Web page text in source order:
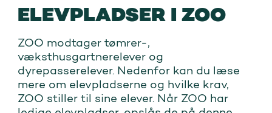
ELEVPLADSER I ZOO
ZOO modtager tømrer-,
væksthusgartnerelever og
dyrepasserelever. Nedenfor kan du læse
mere om elevpladserne og hvilke krav,
ZOO stiller til sine elever. Når ZOO har